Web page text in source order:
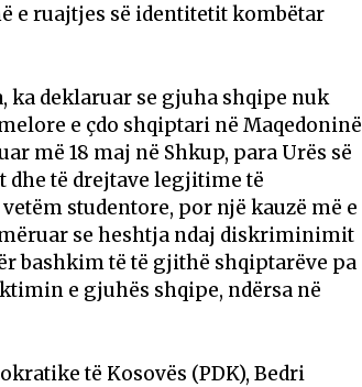
e ruajtjes së identitetit kombëtar
ka deklaruar se gjuha shqipe nuk
e çdo shqiptari në Maqedoninë
më 18 maj në Shkup, para Urës së
të drejtave legjitime të
studentore, por një kauzë më e
se heshtja ndaj diskriminimit
bashkim të të gjithë shqiptarëve pa
e gjuhës shqipe, ndërsa në
të Kosovës (PDK), Bedri